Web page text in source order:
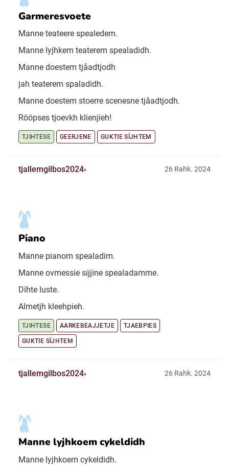
Garmeresvoete
Manne teateere spealedem.
Manne lyjhkem teaterem spealadidh.
Manne doestem tjåadtjodh
jah teaterem spaladidh.
Manne doestem stoerre scenesne tjåadtjodh.
Rööpses tjoevkh klienjieh!
TJIHTESE GEERJENE GUKTIE SÏJHTEM
tjallemgilbos2024 26 Rahk. 2024
Piano
Manne pianom spealadim.
Manne ovmessie sijjine spealadamme.
Dïhte luste.
Almetjh kleehpieh.
TJIHTESE AARKEBEAJJETJE TJAEBPIES
GUKTIE SÏJHTEM
tjallemgilbos2024 26 Rahk. 2024
Manne lyjhkoem cykeldidh
Manne lyjhkoem cykeldidh.